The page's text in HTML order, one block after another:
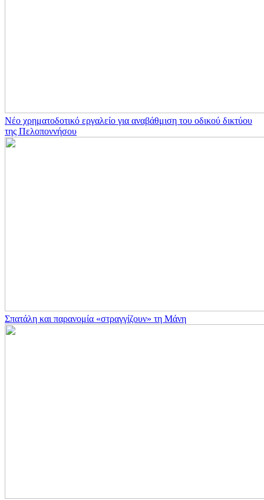
Νέο χρηματοδοτικό εργαλείο για αναβάθμιση του οδικού δικτύου
της Πελοποννήσου
Σπατάλη και παρανομία «στραγγίζουν» τη Μάνη